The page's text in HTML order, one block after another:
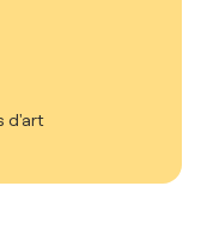
d'art